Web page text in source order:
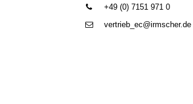
+49 (0) 7151 971 0
vertrieb_ec@irmscher.de